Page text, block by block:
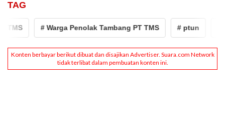
TAG
# Warga Penolak Tambang PT TMS # ptun